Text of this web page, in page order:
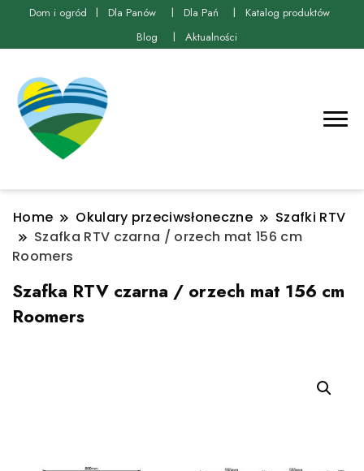
Dom i ogród Dla Panów Dla Pań
Katalog produktów
Blog
Aktualności
Home Okulary przeciwsłoneczne
Szafki RTV
Szafka RTV czarna / orzech mat 156 cm
Roomers
Szafka RTV czarna / orzech mat 156 cm
Roomers